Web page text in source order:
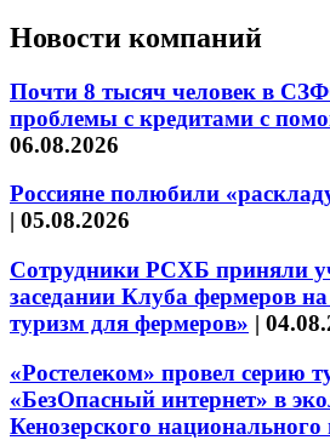
Новости компаний
Почти 8 тысяч человек в
проблемы с кредитами с
06.08.2026
Россияне полюбили
| 05.08.2026
Сотрудники РСХБ приняли
заседании Клуба фермеров
туризм для фермеров» |
«Ростелеком» провел серию
«БезОпасный интернет» в
Кенозерского национального